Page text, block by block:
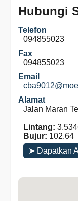
Hubungi
Telefon
094855023
Fax
094855023
Email
Alamat
Jalan Maran
Lintang:
Bujur: 102.64
➤ Dapatkan